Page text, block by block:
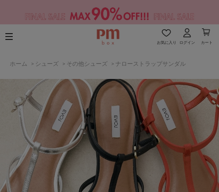
お気に入り ログイン カート
ホーム > シューズ > その他シューズ > ナローストラップサンダル